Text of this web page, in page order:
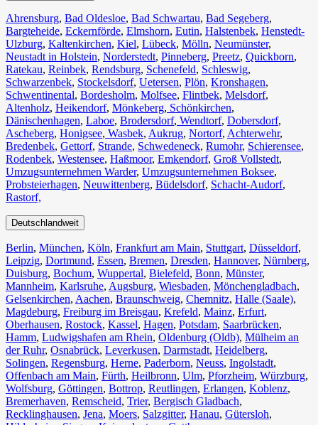
Ahrensburg, Bad Oldesloe, Bad Schwartau, Bad Segeberg,
Bargteheide, Eckernförde, Elmshorn, Eutin, Halstenbek, Henstedt-
Ulzburg, Kaltenkirchen, Kiel, Lübeck, Mölln, Neumünster,
Neustadt in Holstein, Norderstedt, Pinneberg, Preetz, Quickborn,
Ratekau, Reinbek, Rendsburg, Schenefeld, Schleswig,
Schwarzenbek, Stockelsdorf, Uetersen, Plön, Kronshagen,
Schwentinental, Bordesholm, Molfsee, Flintbek, Melsdorf,
Altenholz, Heikendorf, Mönkeberg, Schönkirchen,
Dänischenhagen, Laboe, Brodersdorf, Wendtorf, Dobersdorf,
Ascheberg, Honigsee, Wasbek, Aukrug, Nortorf, Achterwehr,
Bredenbek, Gettorf, Strande, Schwedeneck, Rumohr, Schierensee,
Rodenbek, Westensee, Haßmoor, Emkendorf, Groß Vollstedt,
Umzugsunternehmen Warder, Umzugsunternehmen Boksee,
Probsteierhagen, Neuwittenberg, Büdelsdorf, Schacht-Audorf,
Rastorf,
Deutschlandweit
Berlin⁠, München, Köln⁠, Frankfurt am Main, Stuttgart, Düsseldorf,
Leipzig, Dortmund, Essen, Bremen, Dresden, Hannover, Nürnberg,
Duisburg⁠, Bochum, Wuppertal⁠, Bielefeld⁠, Bonn⁠, Münster⁠,
Mannheim, Karlsruhe, Augsburg, Wiesbaden⁠, Mönchengladbach⁠,
Gelsenkirchen⁠, Aachen⁠, Braunschweig, Chemnitz⁠, Halle (Saale)⁠,
Magdeburg, Freiburg im Breisgau⁠, Krefeld⁠, Mainz⁠, Erfurt,
Oberhausen⁠, Rostock⁠, Kassel⁠, Hagen, Potsdam, Saarbrücken⁠,
Hamm, Ludwigshafen am Rhein⁠, Oldenburg (Oldb), Mülheim an
der Ruhr, Osnabrück⁠, Leverkusen, Darmstadt⁠, Heidelberg,
Solingen, Regensburg, Herne⁠, Paderborn, Neuss, Ingolstadt,
Offenbach am Main, Fürth⁠, Heilbronn, Ulm⁠, Pforzheim, Würzburg,
Wolfsburg⁠, Göttingen, Bottrop, Reutlingen, Erlangen⁠, Koblenz,
Bremerhaven⁠, Remscheid, Trier⁠, Bergisch Gladbach,
Recklinghausen, Jena⁠, Moers⁠, Salzgitter⁠, Hanau, Gütersloh,